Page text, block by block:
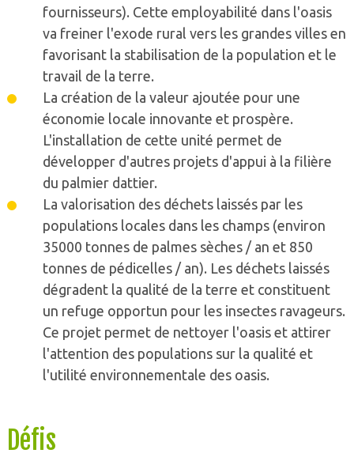
fournisseurs). Cette employabilité dans l'oasis
va freiner l'exode rural vers les grandes villes en
favorisant la stabilisation de la population et le
travail de la terre.
La création de la valeur ajoutée pour une
économie locale innovante et prospère.
L'installation de cette unité permet de
développer d'autres projets d'appui à la filière
du palmier dattier.
La valorisation des déchets laissés par les
populations locales dans les champs (environ
35000 tonnes de palmes sèches / an et 850
tonnes de pédicelles / an). Les déchets laissés
dégradent la qualité de la terre et constituent
un refuge opportun pour les insectes ravageurs.
Ce projet permet de nettoyer l'oasis et attirer
l'attention des populations sur la qualité et
l'utilité environnementale des oasis.
Défis